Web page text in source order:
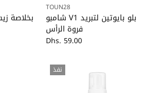
كمية كمية TOUN28
شامبو V1 بلو بايوتين لتبريد
فروة الرأس
Dhs. 59.00
نفذ